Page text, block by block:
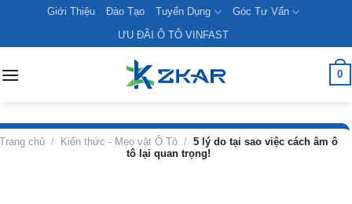
content
Giới Thiệu Đào Tạo Tuyển Dụng
Góc Tư Vấn
ƯU ĐÃI Ô TÔ VINFAST
0
Trang chủ / Kiến thức - Mẹo vặt Ô Tô / 5 lý do tại sao việc cách âm ô
tô lại quan trọng!